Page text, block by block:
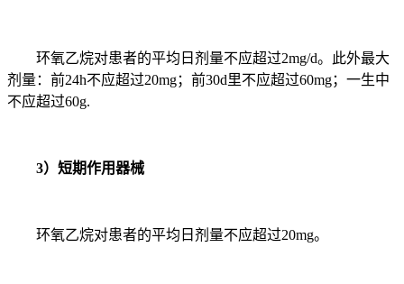
环氧乙烷对患者的平均日剂量不应超过2mg/d。此外最大
剂量：前24h不应超过20mg；前30d里不应超过60mg；一生中
不应超过60g.
3）短期作用器械
环氧乙烷对患者的平均日剂量不应超过20mg。